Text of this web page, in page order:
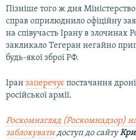
Пізніше того ж дня
справ оприлюднило офіційну
на співучасть Ірану в злочинах
закликало Тегеран негайно
будь-якої зброї РФ.
Іран заперечує постачання
російської армії.
Роскомнагляд (Роскомнадзор)
заблокуватидоступ до сайту